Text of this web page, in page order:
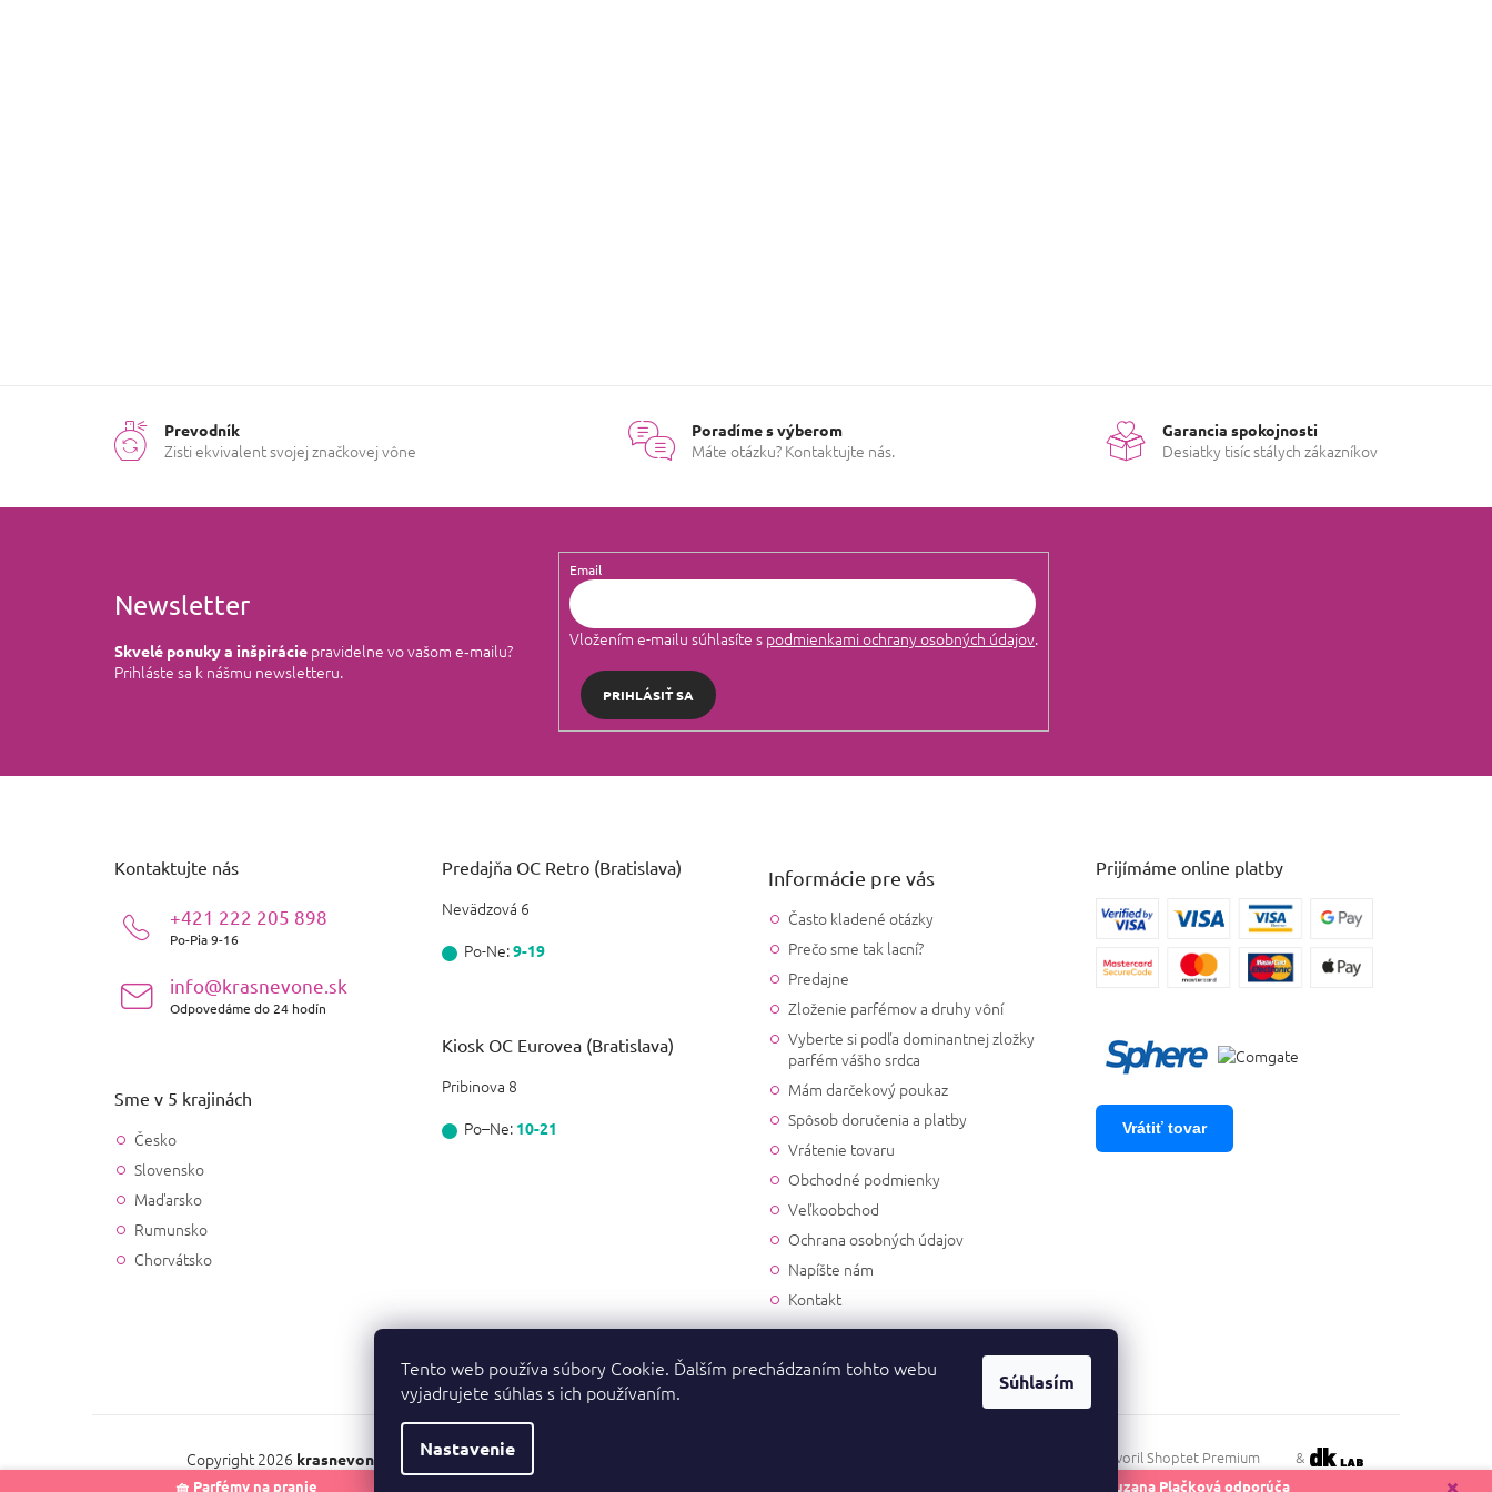
Tento web používa súbory Cookie. Ďalším prechádzaním tohto webu
vyjadrujete súhlas s ich používaním.
Nastavenie
Súhlasím
Prevodník
Zisti ekvivalent svojej značkovej vône
Poradíme s výberom
Máte otázku? Kontaktujte nás.
Garancia spokojnosti
Desiatky tisíc stálych zákazníkov
Newsletter
Skvelé ponuky a inšpirácie pravidelne vo vašom e‑mailu?
Prihláste sa k nášmu newsletteru.
Email
Vložením e-mailu súhlasíte s podmienkami ochrany osobných údajov.
PRIHLÁSIŤ SA
Kontaktujte nás
+421 222 205 898
Po-Pia 9-16
info@krasnevone.sk
Odpovedáme do 24 hodín
Sme v 5 krajinách
Česko
Slovensko
Maďarsko
Rumunsko
Chorvátsko
Predajňa OC Retro (Bratislava)
Nevädzová 6
Po-Ne:9-19
Kiosk OC Eurovea (Bratislava)
Pribinova 8
Po–Ne: 10-21
Informácie pre vás
Často kladené otázky
Prečo sme tak lacní?
Predajne
Zloženie parfémov a druhy vôní
Vyberte si podľa dominantnej zložky
parfém vášho srdca
Mám darčekový poukaz
Spôsob doručenia a platby
Vrátenie tovaru
Obchodné podmienky
Veľkoobchod
Ochrana osobných údajov
Napíšte nám
Kontakt
Prijímáme online platby
Vrátiť tovar
🧺 Parfémy na pranie 👸 Zuzana Plačková odporúča ✖️
Vytvoril Shoptet Premium &
Copyright 2026 krasnevone.sk . Všetky práva vyhradené.